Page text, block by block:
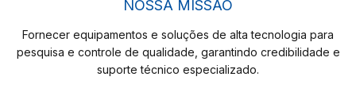
NOSSA MISSÃO
Fornecer equipamentos e soluções de alta tecnologia para
pesquisa e controle de qualidade, garantindo credibilidade e
suporte técnico especializado.